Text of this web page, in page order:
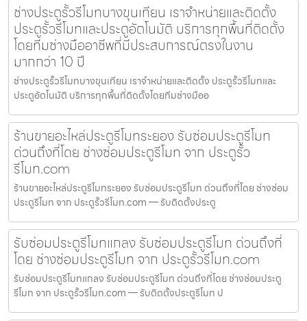
ช่างประตูรั้วรีโมทบางขุนเทียน เราจำหน่ายและติดตั้ง
ประตูรั้วรีโมทและประตูอัตโนมัติ บริการทุกพื้นที่ติดตั้ง
โดยทีมช่างมืออาชีพที่มีประสบการณ์ตรงในงาน
มากกว่า 10 ปี
ช่างประตูรั้วรีโมทบางขุนเทียน เราจำหน่ายและติดตั้ง ประตูรั้วรีโมทและ
ประตูอัตโนมัติ บริการทุกพื้นที่ติดตั้งโดยทีมช่างมืออ
ร้านขายอะไหล่ประตูรีโมทระยอง รับซ่อมประตูรีโมท
ด่วนถึงที่โดย ช่างซ่อมประตูรีโมท จาก ประตูรั้ว
รีโมท.com
ร้านขายอะไหล่ประตูรีโมทระยอง รับซ่อมประตูรีโมท ด่วนถึงที่โดย ช่างซ่อม
ประตูรีโมท จาก ประตูรั้วรีโมท.com — รับติดตั้งประตู
รับซ่อมประตูรีโมทแกลง รับซ่อมประตูรีโมท ด่วนถึงที่
โดย ช่างซ่อมประตูรีโมท จาก ประตูรั้วรีโมท.com
รับซ่อมประตูรีโมทแกลง รับซ่อมประตูรีโมท ด่วนถึงที่โดย ช่างซ่อมประตู
รีโมท จาก ประตูรั้วรีโมท.com — รับติดตั้งประตูรีโมท ป